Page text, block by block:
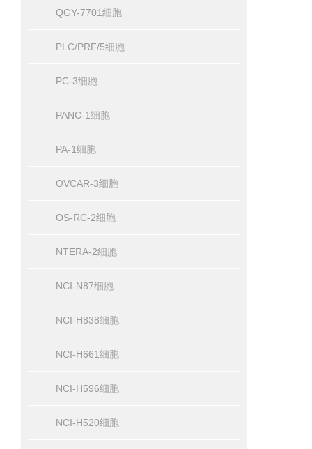
QGY-7701细胞
PLC/PRF/5细胞
PC-3细胞
PANC-1细胞
PA-1细胞
OVCAR-3细胞
OS-RC-2细胞
NTERA-2细胞
NCI-N87细胞
NCI-H838细胞
NCI-H661细胞
NCI-H596细胞
NCI-H520细胞